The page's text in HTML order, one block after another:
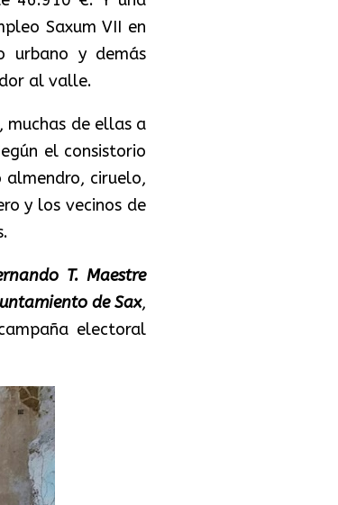
Saxum VII en
urbano y demás
al valle.
muchas de ellas a
el consistorio
almendro, ciruelo,
y los vecinos de
T. Maestre
de Sax,
electoral